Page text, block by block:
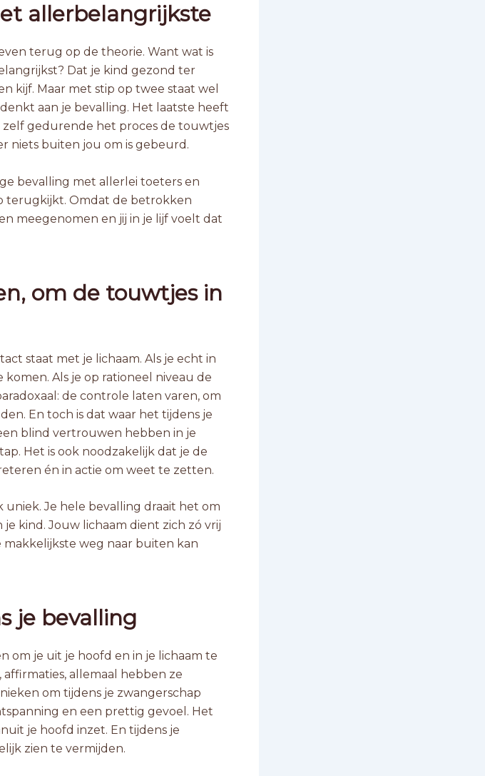
allerbelangrijkste
terug op de theorie. Want wat is
Dat je kind gezond ter
kijf. Maar met stip op twee staat wel
aan je bevalling. Het laatste heeft
gedurende het proces de touwtjes
niets buiten jou om is gebeurd.
bevalling met allerlei toeters en
terugkijkt. Omdat de betrokken
meegenomen en jij in je lijf voelt dat
om de touwtjes in
staat met je lichaam. Als je echt in
Als je op rationeel niveau de
de controle laten varen, om
En toch is dat waar het tijdens je
blind vertrouwen hebben in je
Het is ook noodzakelijk dat je de
én in actie om weet te zetten.
uniek. Je hele bevalling draait het om
kind. Jouw lichaam dient zich zó vrij
weg naar buiten kan
je bevalling
om je uit je hoofd en in je lichaam te
affirmaties, allemaal hebben ze
om tijdens je zwangerschap
en een prettig gevoel. Het
je hoofd inzet. En tijdens je
zien te vermijden.